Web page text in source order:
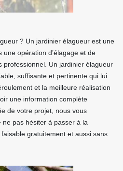
? Un jardinier élagueur est une
opération d’élagage et de
professionnel. Un jardinier élagueur
suffisante et pertinente qui lui
et la meilleure réalisation
une information complète
de votre projet, nous vous
pas hésiter à passer à la
gratuitement et aussi sans